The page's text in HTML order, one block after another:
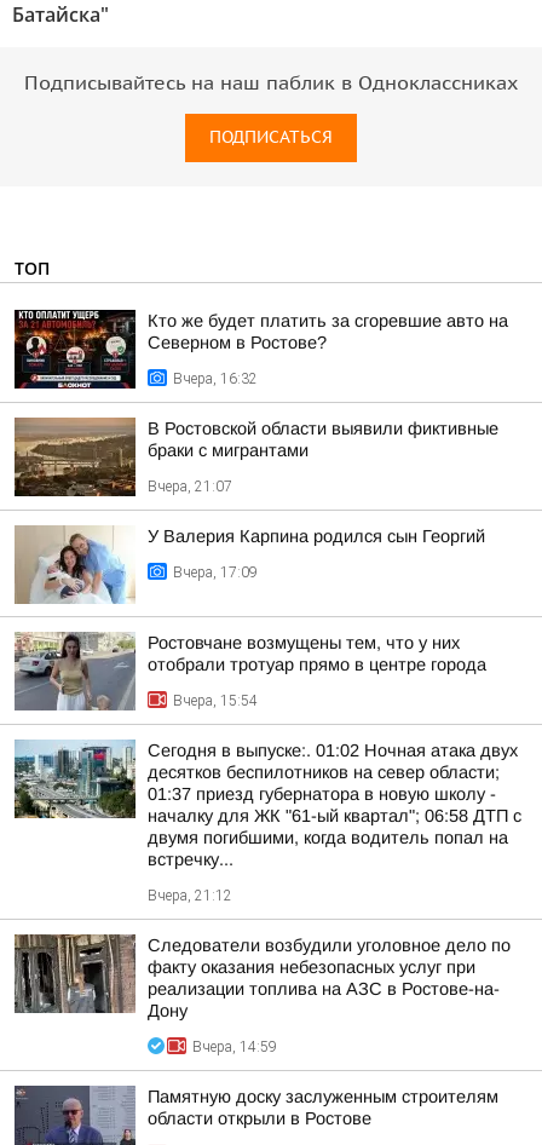
Батайска"
Подписывайтесь на наш паблик в Одноклассниках
ПОДПИСАТЬСЯ
ТОП
Кто же будет платить за сгоревшие авто на
Северном в Ростове?
Вчера, 16:32
В Ростовской области выявили фиктивные
браки с мигрантами
Вчера, 21:07
У Валерия Карпина родился сын Георгий
Вчера, 17:09
Ростовчане возмущены тем, что у них
отобрали тротуар прямо в центре города
Вчера, 15:54
Сегодня в выпуске:. 01:02 Ночная атака двух
десятков беспилотников на север области;
01:37 приезд губернатора в новую школу -
началку для ЖК "61-ый квартал"; 06:58 ДТП с
двумя погибшими, когда водитель попал на
встречку...
Вчера, 21:12
Следователи возбудили уголовное дело по
факту оказания небезопасных услуг при
реализации топлива на АЗС в Ростове-на-
Дону
Вчера, 14:59
Памятную доску заслуженным строителям
области открыли в Ростове